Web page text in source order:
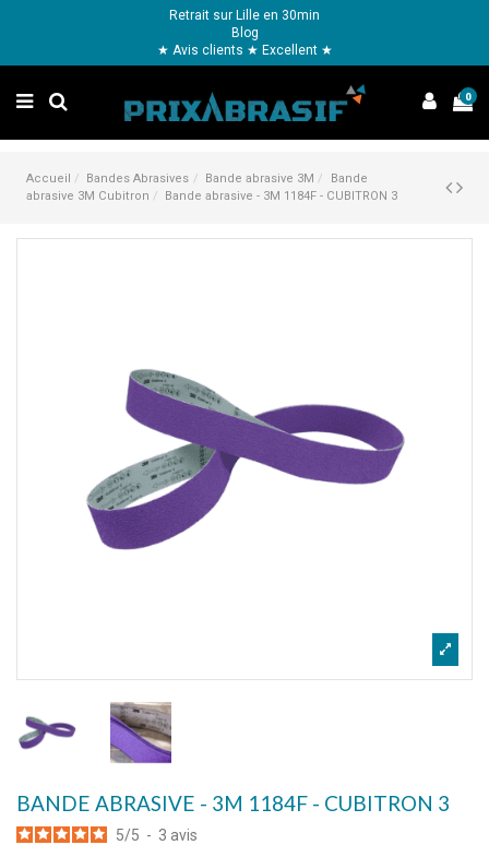
Retrait sur Lille en 30min
Blog
★ Avis clients ★ Excellent ★
0
Accueil Bandes Abrasives Bande abrasive 3M
Bande
abrasive 3M Cubitron
Bande abrasive - 3M 1184F - CUBITRON 3
BANDE ABRASIVE - 3M 1184F - CUBITRON 3
5/5 - 3 avis